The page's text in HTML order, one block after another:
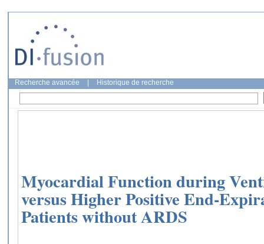
Recherche avancée Historique de recherche
Myocardial Function during
versus Higher Positive End-
Patients without ARDS